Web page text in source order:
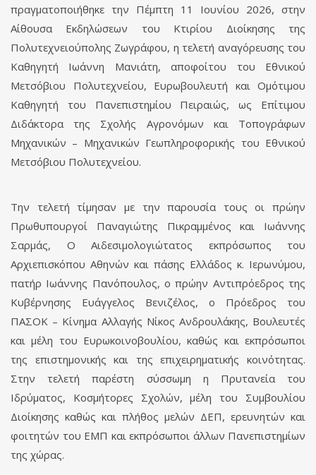
πραγματοποιήθηκε την Πέμπτη 11 Ιουνίου 2026, στην
Αίθουσα Εκδηλώσεων του Κτιρίου Διοίκησης της
Πολυτεχνειούπολης Ζωγράφου, η τελετή αναγόρευσης του
Καθηγητή Ιωάννη Μανιάτη, αποφοίτου του Εθνικού
Μετσόβιου Πολυτεχνείου, Ευρωβουλευτή και Ομότιμου
Καθηγητή του Πανεπιστημίου Πειραιώς, ως Επίτιμου
Διδάκτορα της Σχολής Αγρονόμων και Τοπογράφων
Μηχανικών – Μηχανικών Γεωπληροφορικής του Εθνικού
Μετσόβιου Πολυτεχνείου.
Την τελετή τίμησαν με την παρουσία τους οι πρώην
Πρωθυπουργοί Παναγιώτης Πικραμμένος και Ιωάννης
Σαρμάς, Ο Αιδεσιμολογιώτατος εκπρόσωπος του
Αρχιεπισκόπου Αθηνών και πάσης Ελλάδος κ. Ιερωνύμου,
πατήρ Ιωάννης Πανόπουλος, ο πρώην Αντιπρόεδρος της
Κυβέρνησης Ευάγγελος Βενιζέλος, ο Πρόεδρος του
ΠΑΣΟΚ – Κίνημα Αλλαγής Νίκος Ανδρουλάκης, Βουλευτές
και μέλη του Ευρωκοινοβουλίου, καθώς και εκπρόσωποι
της επιστημονικής και της επιχειρηματικής κοινότητας.
Στην τελετή παρέστη σύσσωμη η Πρυτανεία του
Ιδρύματος, Κοσμήτορες Σχολών, μέλη του Συμβουλίου
Διοίκησης καθώς και πλήθος μελών ΔΕΠ, ερευνητών και
φοιτητών του ΕΜΠ και εκπρόσωποι άλλων Πανεπιστημίων
της χώρας.